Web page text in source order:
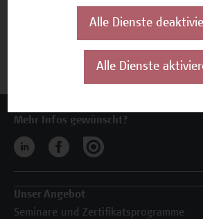
Termine und Anmeldung
Jetzt anmelden
Mehr Infos gewünscht?
Unser Angebot
Seminare und Zertifikatsprogramme
Alle Dienste
Alle Dienste